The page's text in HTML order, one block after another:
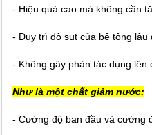
- Hiệu quả cao mà không cần
- Duy trì độ sụt của bê tông lâu
- Không gây phản tác dụng lên
Như là một chất giảm nước:
- Cường độ ban đầu và cường